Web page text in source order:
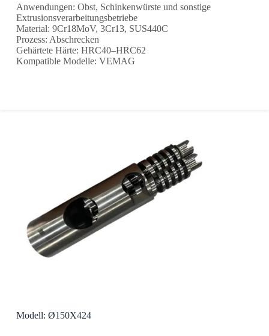
Anwendungen: Obst, Schinkenwürste und sonstige
Extrusionsverarbeitungsbetriebe
Material: 9Cr18MoV, 3Cr13, SUS440C
Prozess: Abschrecken
Gehärtete Härte: HRC40–HRC62
Kompatible Modelle: VEMAG
Modell: Ø150X424